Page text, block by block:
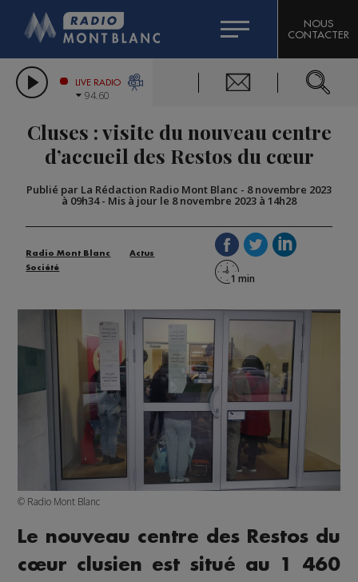
LES CHRONIQUES DE L'EXPERT
CITIZEN MACHINERY
GRAND MASSIF DOMAINES SKIABLES
BIGARD
COMPAGNIE DU MONT-BLANC
NOUS
CONTACTER
LIVE RADIO
94.60
Cluses : visite du nouveau centre
d’accueil des Restos du cœur
Publié par La Rédaction Radio Mont Blanc - 8 novembre 2023
à 09h34- Mis à jour le 8 novembre 2023 à 14h28
Radio Mont Blanc
Actus
Société
© Radio Mont Blanc
Le nouveau centre des Restos du
cœur clusien est situé au 1 460